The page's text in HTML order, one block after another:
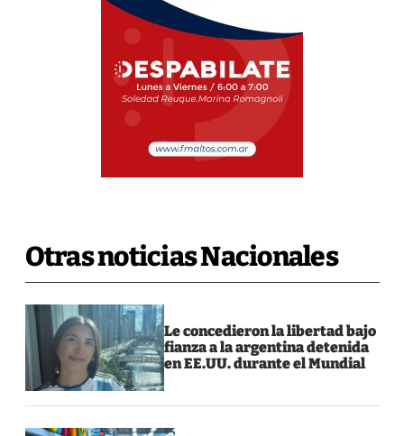
Otras noticias Nacionales
Le concedieron la libertad bajo
fianza a la argentina detenida
en EE.UU. durante el Mundial